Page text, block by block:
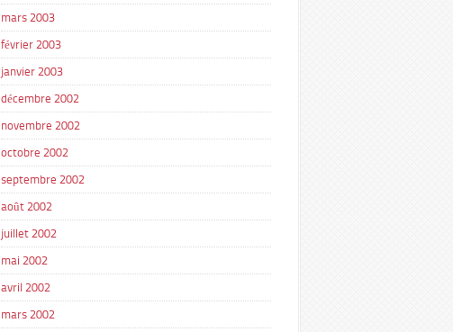
mars 2003
février 2003
janvier 2003
décembre 2002
novembre 2002
octobre 2002
septembre 2002
août 2002
juillet 2002
mai 2002
avril 2002
mars 2002